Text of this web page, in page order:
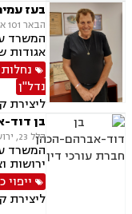
בעז
הבאר 101 אזור תעשיה בית לירז קומה 1, באר טוביה
המשרד
אגודות
בוררות,
ומשקים
מקרקעי
ממון
נדל"ן
ליצירת
בן דוד-
הלל 23, ירושלים
ירושות
הרע,
בחירות ,
ליצירת